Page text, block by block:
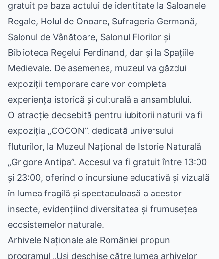
gratuit pe baza actului de identitate la Saloanele
Regale, Holul de Onoare, Sufrageria Germană,
Salonul de Vânătoare, Salonul Florilor și
Biblioteca Regelui Ferdinand, dar și la Spațiile
Medievale. De asemenea, muzeul va găzdui
expoziții temporare care vor completa
experiența istorică și culturală a ansamblului.
O atracție deosebită pentru iubitorii naturii va fi
expoziția „COCON”, dedicată universului
fluturilor, la Muzeul Național de Istorie Naturală
„Grigore Antipa”. Accesul va fi gratuit între 13:00
și 23:00, oferind o incursiune educativă și vizuală
în lumea fragilă și spectaculoasă a acestor
insecte, evidențiind diversitatea și frumusețea
ecosistemelor naturale.
Arhivele Naționale ale României propun
programul „Uși deschise către lumea arhivelor